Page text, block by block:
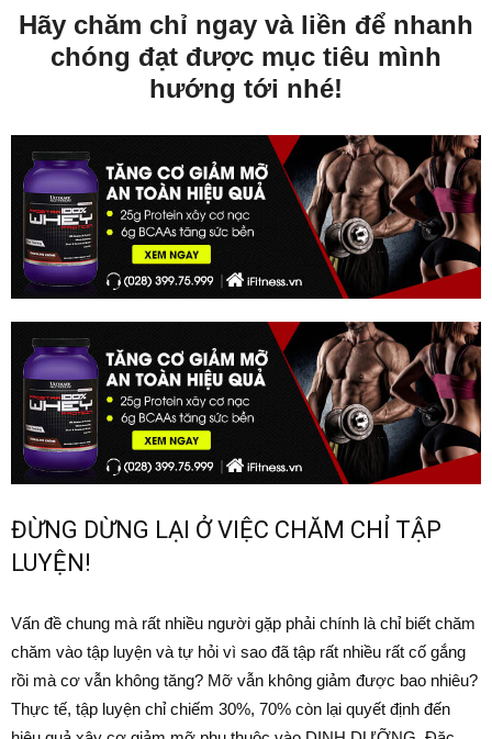
Hãy chăm chỉ ngay và liền để nhanh
chóng đạt được mục tiêu mình
hướng tới nhé!
ĐỪNG DỪNG LẠI Ở VIỆC CHĂM CHỈ TẬP
LUYỆN!
Vấn đề chung mà rất nhiều người gặp phải chính là chỉ biết chăm
chăm vào tập luyện và tự hỏi vì sao đã tập rất nhiều rất cố gắng
rồi mà cơ vẫn không tăng? Mỡ vẫn không giảm được bao nhiêu?
Thực tế, tập luyện chỉ chiếm 30%, 70% còn lại quyết định đến